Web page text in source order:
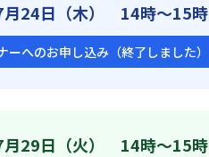
月24日（木） 14時～15時
ーへのお申し込み（終了しました）
月29日（火） 14時～15時